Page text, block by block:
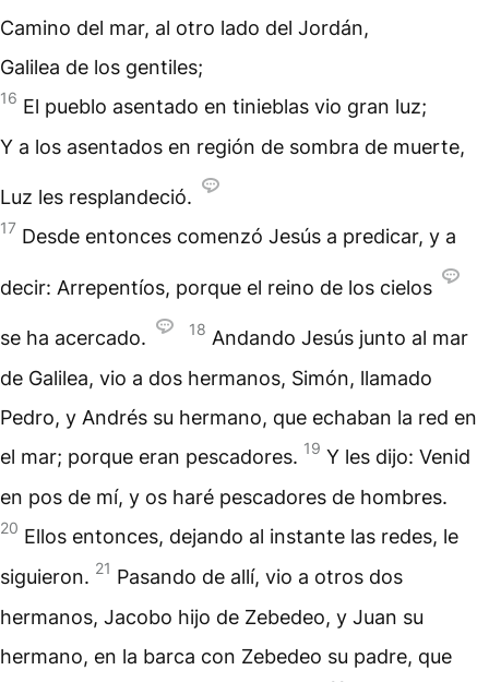
Camino del mar, al otro lado del Jordán,
Galilea de los gentiles;
16 El pueblo asentado en tinieblas vio gran luz;
Y a los asentados en región de sombra de muerte,
Luz les resplandeció.
17 Desde entonces comenzó Jesús a predicar, y a
decir: Arrepentíos, porque el reino de los cielos
se ha acercado. 18 Andando Jesús junto al mar
de Galilea, vio a dos hermanos, Simón, llamado
Pedro, y Andrés su hermano, que echaban la red en
el mar; porque eran pescadores. 19 Y les dijo: Venid
en pos de mí, y os haré pescadores de hombres.
20 Ellos entonces, dejando al instante las redes, le
siguieron. 21 Pasando de allí, vio a otros dos
hermanos, Jacobo hijo de Zebedeo, y Juan su
hermano, en la barca con Zebedeo su padre, que